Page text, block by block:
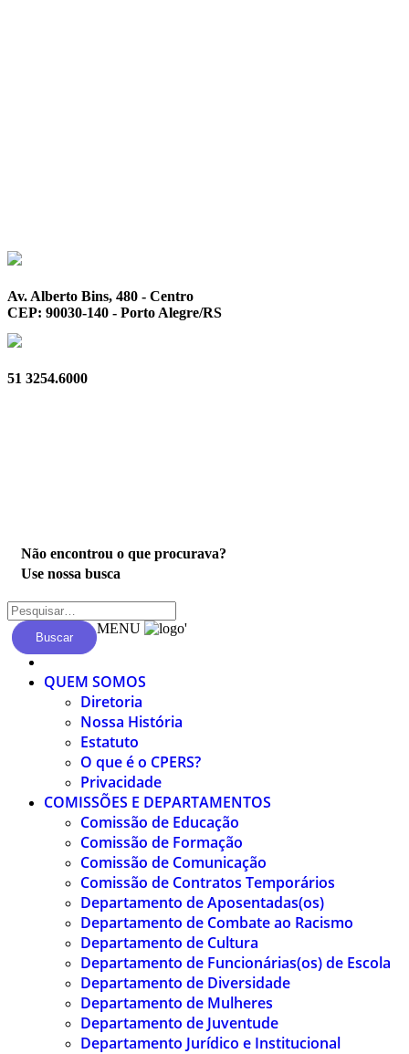
Av. Alberto Bins, 480 - Centro
CEP: 90030-140 - Porto Alegre/RS
51 3254.6000
Não encontrou o que procurava?
Use nossa busca
Buscar
MENU '
QUEM SOMOS
Diretoria
Nossa História
Estatuto
O que é o CPERS?
Privacidade
COMISSÕES E DEPARTAMENTOS
Comissão de Educação
Comissão de Formação
Comissão de Comunicação
Comissão de Contratos Temporários
Departamento de Aposentadas(os)
Departamento de Combate ao Racismo
Departamento de Cultura
Departamento de Funcionárias(os) de Escola
Departamento de Diversidade
Departamento de Mulheres
Departamento de Juventude
Departamento Jurídico e Institucional